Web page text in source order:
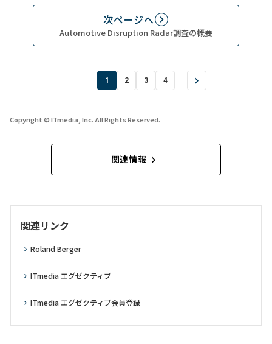
次ページへ
Automotive Disruption Radar調査の概要
1 2 3 4
Copyright © ITmedia, Inc. All Rights Reserved.
関連情報
関連リンク
Roland Berger
ITmedia エグゼクティブ
ITmedia エグゼクティブ会員登録